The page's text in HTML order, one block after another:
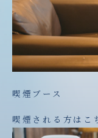
喫煙ブース
喫煙される方はこ